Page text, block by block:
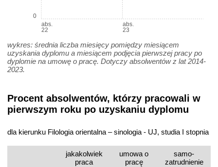
abs.
22
abs.
23
0
wykres: średnia liczba miesięcy pomiędzy miesiącem
uzyskania dyplomu a miesiącem podjęcia pierwszej pracy po
dyplomie na umowę o pracę. Dotyczy absolwentów z lat 2014-
2023.
Procent absolwentów, którzy pracowali w
pierwszym roku po uzyskaniu dyplomu
dla kierunku Filologia orientalna – sinologia - UJ, studia I stopnia
jakakolwiek
praca
umowa o
pracę
samo­
zatrudnienie